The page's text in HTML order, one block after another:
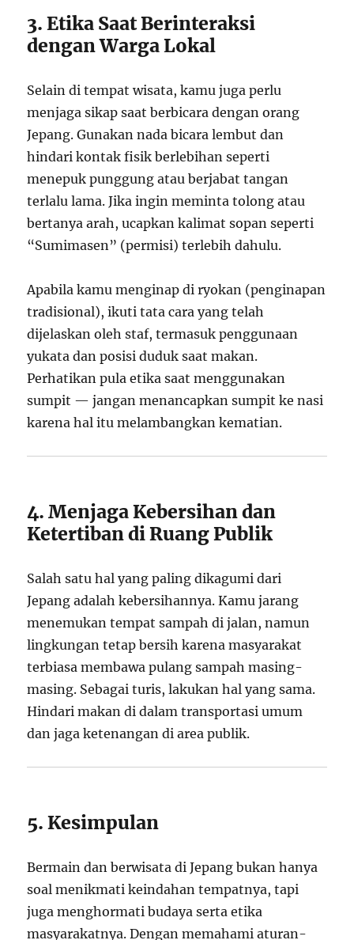
3. Etika Saat Berinteraksi
dengan Warga Lokal
Selain di tempat wisata, kamu juga perlu
menjaga sikap saat berbicara dengan orang
Jepang. Gunakan nada bicara lembut dan
hindari kontak fisik berlebihan seperti
menepuk punggung atau berjabat tangan
terlalu lama. Jika ingin meminta tolong atau
bertanya arah, ucapkan kalimat sopan seperti
“Sumimasen” (permisi) terlebih dahulu.
Apabila kamu menginap di ryokan (penginapan
tradisional), ikuti tata cara yang telah
dijelaskan oleh staf, termasuk penggunaan
yukata dan posisi duduk saat makan.
Perhatikan pula etika saat menggunakan
sumpit — jangan menancapkan sumpit ke nasi
karena hal itu melambangkan kematian.
4. Menjaga Kebersihan dan
Ketertiban di Ruang Publik
Salah satu hal yang paling dikagumi dari
Jepang adalah kebersihannya. Kamu jarang
menemukan tempat sampah di jalan, namun
lingkungan tetap bersih karena masyarakat
terbiasa membawa pulang sampah masing-
masing. Sebagai turis, lakukan hal yang sama.
Hindari makan di dalam transportasi umum
dan jaga ketenangan di area publik.
5. Kesimpulan
Bermain dan berwisata di Jepang bukan hanya
soal menikmati keindahan tempatnya, tapi
juga menghormati budaya serta etika
masyarakatnya. Dengan memahami aturan-